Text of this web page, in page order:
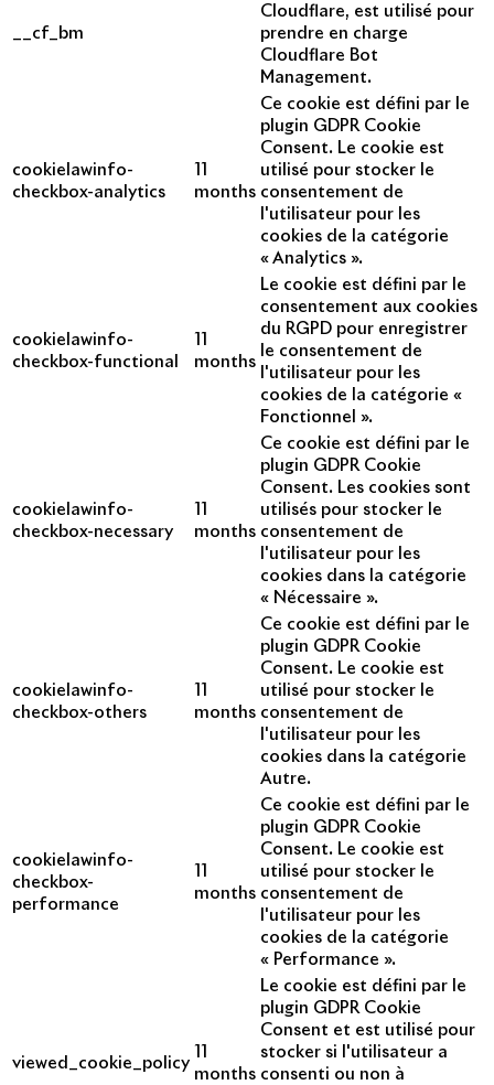
__cf_bm
Cloudflare, est utilisé pour
prendre en charge
Cloudflare Bot
Management.
cookielawinfo-
checkbox-analytics
months
Ce cookie est défini par le
plugin GDPR Cookie
Consent. Le cookie est
utilisé pour stocker le
consentement de
l'utilisateur pour les
cookies de la catégorie
« Analytics ».
cookielawinfo-
checkbox-functional
months
Le cookie est défini par le
consentement aux cookies
du RGPD pour enregistrer
le consentement de
l'utilisateur pour les
cookies de la catégorie «
Fonctionnel ».
cookielawinfo-
checkbox-necessary
months
Ce cookie est défini par le
plugin GDPR Cookie
Consent. Les cookies sont
utilisés pour stocker le
consentement de
l'utilisateur pour les
cookies dans la catégorie
« Nécessaire ».
cookielawinfo-
checkbox-others
months
Ce cookie est défini par le
plugin GDPR Cookie
Consent. Le cookie est
utilisé pour stocker le
consentement de
l'utilisateur pour les
cookies dans la catégorie
Autre.
cookielawinfo-
checkbox-
performance
months
Ce cookie est défini par le
plugin GDPR Cookie
Consent. Le cookie est
utilisé pour stocker le
consentement de
l'utilisateur pour les
cookies de la catégorie
« Performance ».
viewed_cookie_policy
months
Le cookie est défini par le
plugin GDPR Cookie
Consent et est utilisé pour
stocker si l'utilisateur a
consenti ou non à